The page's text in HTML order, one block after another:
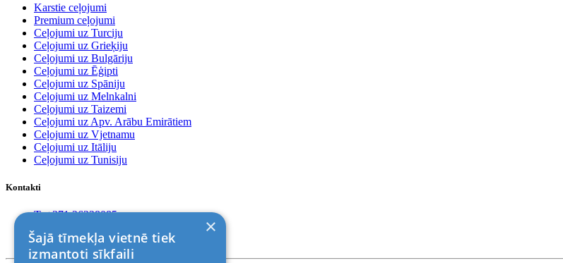
Karstie ceļojumi
Premium ceļojumi
Ceļojumi uz Turciju
Ceļojumi uz Grieķiju
Ceļojumi uz Bulgāriju
Ceļojumi uz Ēģipti
Ceļojumi uz Spāniju
Ceļojumi uz Melnkalni
Ceļojumi uz Taizemi
Ceļojumi uz Apv. Arābu Emirātiem
Ceļojumi uz Vjetnamu
Ceļojumi uz Itāliju
Ceļojumi uz Tunisiju
Kontakti
T. +371 26228085
Rīga, Kr.Barona 88
×
Šajā tīmekļa vietnē tiek
izmantoti sīkfaili